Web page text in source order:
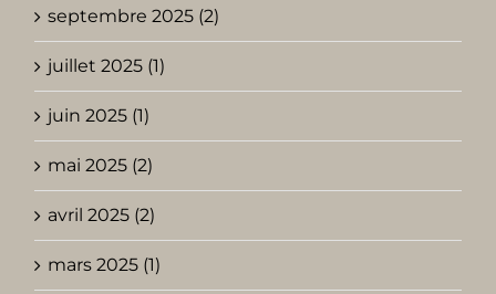
septembre 2025 (2)
juillet 2025 (1)
juin 2025 (1)
mai 2025 (2)
avril 2025 (2)
mars 2025 (1)